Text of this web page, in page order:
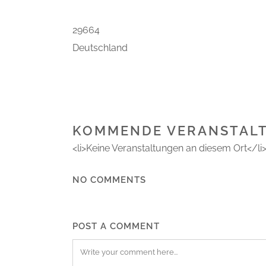
29664
Deutschland
KOMMENDE
<li>Keine Veranstaltungen an diesem Ort</li>
NO COMMENTS
POST A COMMENT